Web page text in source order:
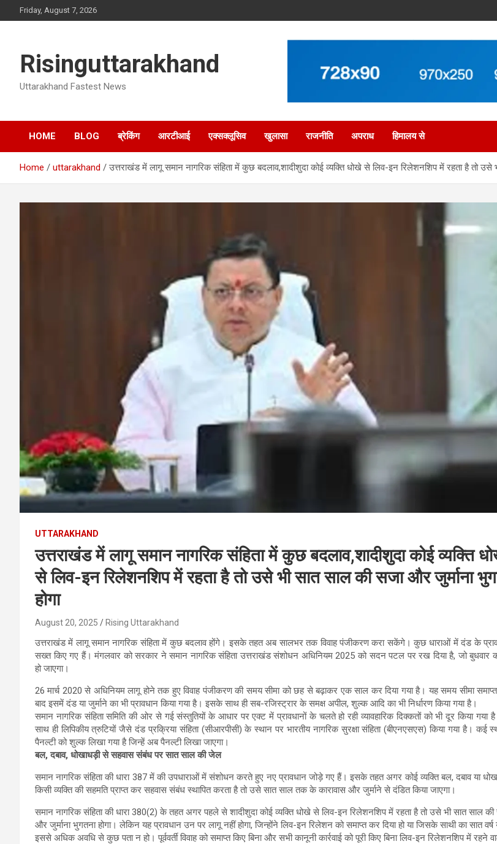
to
Friday, August 7, 2026
Risinguttarakhand
Uttarakhand Fastest News
HOME BLOG ब्रेकिंग आरटीआई एक्सक्लूसिव खुलासा राजनीति अपराध हिमालय से
Home uttarakhand उत्तराखंड में लागू समान नागरिक संहिता में कुछ बदलाव,शादीशुदा कोई व्यक्ति धोखे से लिव-इन रिलेशनशिप में रहता है तो उसे
UTTARAKHAND
उत्तराखंड में लागू समान नागरिक संहिता में कुछ बदलाव,शादीशुदा कोई व्यक्ति
से लिव-इन रिलेशनशिप में रहता है तो उसे भी सात साल की सजा और जुर्माना
होगा
August 20, 2025 Rising Uttarakhand
उत्तराखंड में लागू समान नागरिक संहिता में कुछ बदलाव होंगे। इसके तहत अब सालभर तक विवाह पंजीकरण करा सकेंगे। कुछ धाराओं में दंड के
सख्त किए गए हैं। मंगलवार को सरकार ने समान नागरिक संहिता उत्तराखंड संशोधन अधिनियम 2025 को सदन पटल पर रख दिया है, जो बुधवार
हो जाएगा।
26 मार्च 2020 से अधिनियम लागू होने तक हुए विवाह पंजीकरण की समय सीमा को छह से बढ़ाकर एक साल कर दिया गया है। यह समय सीमा
बाद इसमें दंड या जुर्माने का भी प्रावधान किया गया है। इसके साथ ही सब-रजिस्ट्रार के समक्ष अपील, शुल्क आदि का भी निर्धारण किया गया है।
समान नागरिक संहिता समिति की ओर से गई संस्तुतियों के आधार पर एक्ट में प्रावधानों के चलते हो रही व्यावहारिक दिक्कतों को भी दूर किया गया
साथ ही लिपिकीय त्रुटियों जैसे दंड प्रक्रिया संहिता (सीआरपीसी) के स्थान पर भारतीय नागरिक सुरक्षा संहिता (बीएनएसएस) किया गया है। कई
पैनल्टी को शुल्क लिखा गया है जिन्हें अब पैनल्टी लिखा जाएगा।
बल, दबाव, धोखाधड़ी से सहवास संबंध पर सात साल की जेल
समान नागरिक संहिता की धारा 387 में की उपधाराओं में संशोधन करते हुए नए प्रावधान जोड़े गए हैं। इसके तहत अगर कोई व्यक्ति बल, दबाव या
किसी व्यक्ति की सहमति प्राप्त कर सहवास संबंध स्थापित करता है तो उसे सात साल तक के कारावास और जुर्माने से दंडित किया जाएगा।
समान नागरिक संहिता की धारा 380(2) के तहत अगर पहले से शादीशुदा कोई व्यक्ति धोखे से लिव-इन रिलेशनशिप में रहता है तो उसे भी सात साल
और जुर्माना भुगतना होगा। लेकिन यह प्रावधान उन पर लागू नहीं होगा, जिन्होंने लिव-इन रिलेशन को समाप्त कर दिया हो या जिसके साथी का सात वर्ष
इससे अधिक अवधि से कुछ पता न हो। पूर्ववर्ती विवाह को समाप्त किए बिना और सभी कानूनी कार्रवाई को पूरी किए बिना लिव-इन रिलेशनशिप में रहने